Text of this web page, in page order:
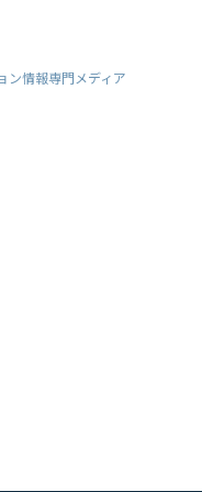
ン情報専門メディア